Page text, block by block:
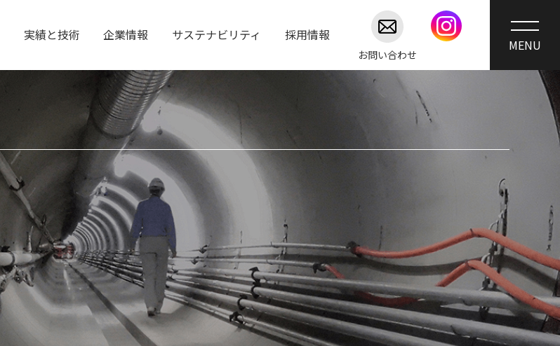
実績と技術 企業情報 サステナビリティ 採用情報
お問い合わせ